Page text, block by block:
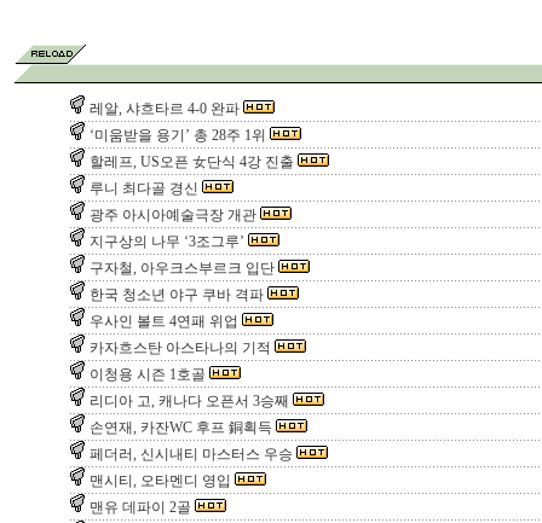
레알, 샤흐타르 4-0 완파
‘미움받을 용기’ 총 28주 1위
할레프, US오픈 女단식 4강 진출
루니 최다골 경신
광주 아시아예술극장 개관
지구상의 나무 ‘3조그루’
구자철, 아우크스부르크 입단
한국 청소년 야구 쿠바 격파
우사인 볼트 4연패 위업
카자흐스탄 아스타나의 기적
이청용 시즌 1호골
리디아 고, 캐나다 오픈서 3승째
손연재, 카잔WC 후프 銅획득
페더러, 신시내티 마스터스 우승
맨시티, 오타멘디 영입
맨유 데파이 2골